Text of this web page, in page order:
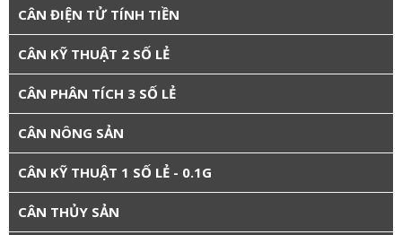
CÂN ĐIỆN TỬ TÍNH TIỀN
CÂN KỸ THUẬT 2 SỐ LẺ
CÂN PHÂN TÍCH 3 SỐ LẺ
CÂN NÔNG SẢN
CÂN KỸ THUẬT 1 SỐ LẺ - 0.1G
CÂN THỦY SẢN